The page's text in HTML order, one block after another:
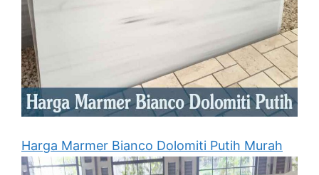
Harga Marmer Bianco Dolomiti Putih Murah